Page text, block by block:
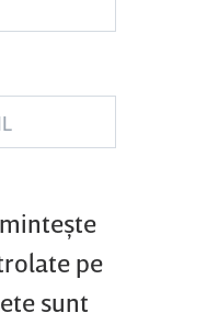
pe
sunt
Vs